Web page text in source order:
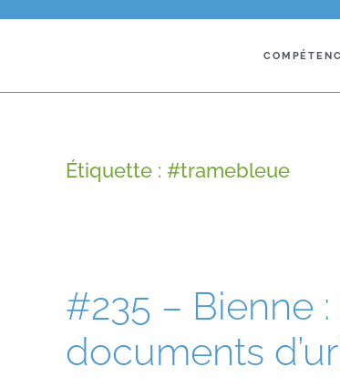
Étiquette : #tramebleue
#235 – Bienne
documents